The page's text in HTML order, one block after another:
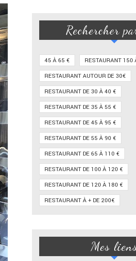
Rechercher
45 À 65 €
RESTAURANT 150
RESTAURANT AUTOUR DE 30€
RESTAURANT DE 30 À 40 €
RESTAURANT DE 35 À 55 €
RESTAURANT DE 45 À 95 €
RESTAURANT DE 55 À 90 €
RESTAURANT DE 65 À 110 €
RESTAURANT DE 100 À 120 €
RESTAURANT DE 120 À 180 €
RESTAURANT À + DE 200€
Mes